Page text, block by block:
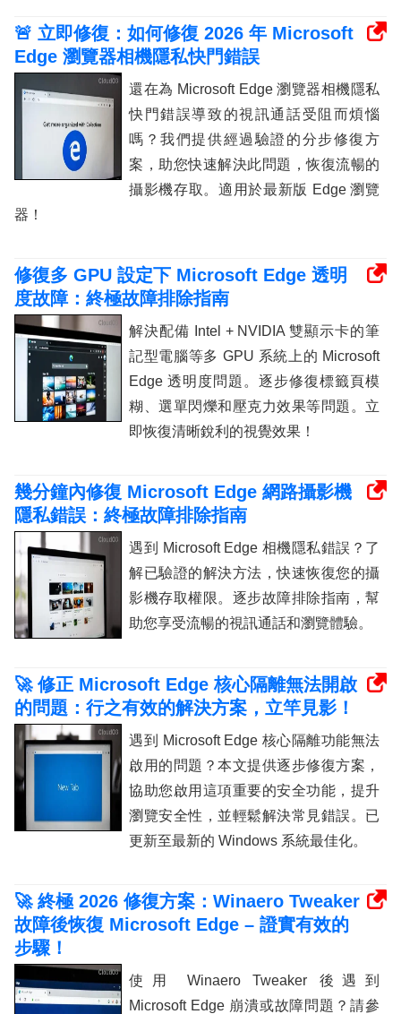
🚨 立即修復：如何修復 2026 年 Microsoft
Edge 瀏覽器相機隱私快門錯誤
還在為 Microsoft Edge 瀏覽器相機隱私
快門錯誤導致的視訊通話受阻而煩惱
嗎？我們提供經過驗證的分步修復方
案，助您快速解決此問題，恢復流暢的
攝影機存取。適用於最新版 Edge 瀏覽
器！
修復多 GPU 設定下 Microsoft Edge 透明
度故障：終極故障排除指南
解決配備 Intel + NVIDIA 雙顯示卡的筆
記型電腦等多 GPU 系統上的 Microsoft
Edge 透明度問題。逐步修復標籤頁模
糊、選單閃爍和壓克力效果等問題。立
即恢復清晰銳利的視覺效果！
幾分鐘內修復 Microsoft Edge 網路攝影機
隱私錯誤：終極故障排除指南
遇到 Microsoft Edge 相機隱私錯誤？了
解已驗證的解決方法，快速恢復您的攝
影機存取權限。逐步故障排除指南，幫
助您享受流暢的視訊通話和瀏覽體驗。
🚀 修正 Microsoft Edge 核心隔離無法開啟
的問題：行之有效的解決方案，立竿見影！
遇到 Microsoft Edge 核心隔離功能無法
啟用的問題？本文提供逐步修復方案，
協助您啟用這項重要的安全功能，提升
瀏覽安全性，並輕鬆解決常見錯誤。已
更新至最新的 Windows 系統最佳化。
🚀 終極 2026 修復方案：Winaero Tweaker
故障後恢復 Microsoft Edge – 證實有效的
步驟！
使用 Winaero Tweaker 後遇到
Microsoft Edge 崩潰或故障問題？請參